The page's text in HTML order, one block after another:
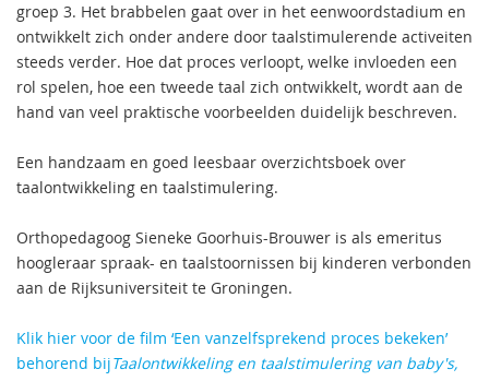
groep 3. Het brabbelen gaat over in het eenwoordstadium en
ontwikkelt zich onder andere door taalstimulerende activeiten
steeds verder. Hoe dat proces verloopt, welke invloeden een
rol spelen, hoe een tweede taal zich ontwikkelt, wordt aan de
hand van veel praktische voorbeelden duidelijk beschreven.
Een handzaam en goed leesbaar overzichtsboek over
taalontwikkeling en taalstimulering.
Orthopedagoog Sieneke Goorhuis-Brouwer is als emeritus
hoogleraar spraak- en taalstoornissen bij kinderen verbonden
aan de Rijksuniversiteit te Groningen.
Klik hier voor de film ‘Een vanzelfsprekend proces bekeken’
behorend bijTaalontwikkeling en taalstimulering van baby's,